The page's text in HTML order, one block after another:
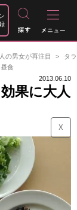
の男女が再注目
タラ
食
2013.06.10
果に大人
☓